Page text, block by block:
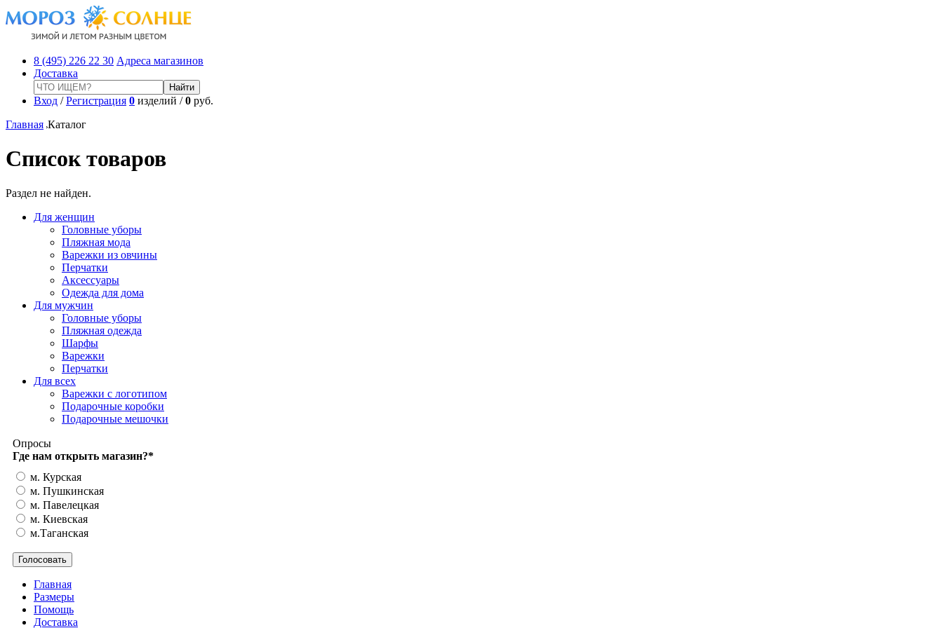
8 (495) 226 22 30 Адреса магазинов
Доставка
Вход /Регистрация 0 изделий /0 руб.
Главная Каталог
Список товаров
Раздел не найден.
Для женщин
Головные уборы
Пляжная мода
Варежки из овчины
Перчатки
Аксессуары
Одежда для дома
Для мужчин
Головные уборы
Пляжная одежда
Шарфы
Варежки
Перчатки
Для всех
Варежки с логотипом
Подарочные коробки
Подарочные мешочки
Опросы
Где нам открыть магазин?*
м. Курская
м. Пушкинская
м. Павелецкая
м. Киевская
м.Таганская
Главная
Размеры
Помощь
Доставка